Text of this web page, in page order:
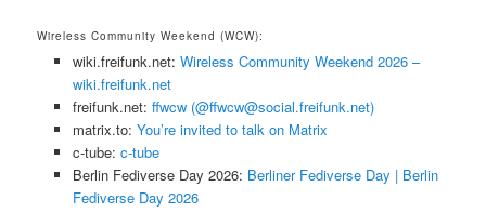
Wireless Community Weekend (WCW):
wiki.freifunk.net: Wireless Community Weekend 2026 –
wiki.freifunk.net
freifunk.net: ffwcw (@ffwcw@social.freifunk.net)
matrix.to: You’re invited to talk on Matrix
c-tube: c-tube
Berlin Fediverse Day 2026: Berliner Fediverse Day | Berlin
Fediverse Day 2026